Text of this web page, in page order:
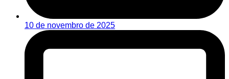
10 de novembro de 2025